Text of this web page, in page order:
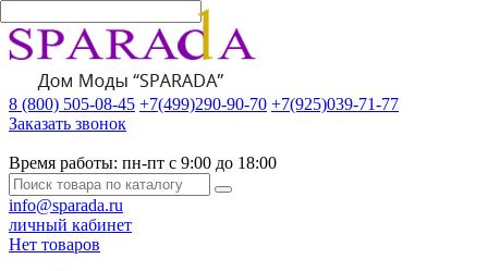
8 (800) 505-08-45 +7(499)290-90-70 +7(925)039-71-77
Заказать звонок
Время работы: пн-пт с 9:00 до 18:00
info@sparada.ru
личный кабинет
Нет товаров